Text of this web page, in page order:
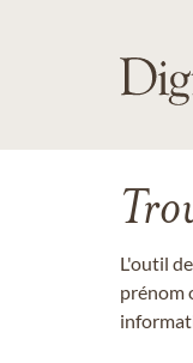
L'outil
prénom